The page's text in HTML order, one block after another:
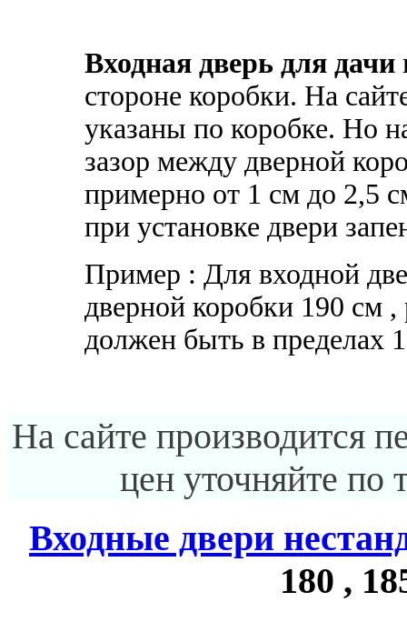
Входная дверь для дачи
стороне коробки. На
указаны по коробке. Но
зазор между дверной
примерно от 1 см до 2,5
при установке двери
Пример : Для входной
дверной коробки 190 см
должен быть в пределах
На сайте производится
цен уточняйте по
Входные двери
180 ,